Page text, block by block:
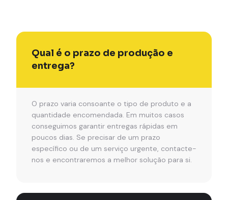
Qual é o prazo de produção e
entrega?
O prazo varia consoante o tipo de produto e a
quantidade encomendada. Em muitos casos
conseguimos garantir entregas rápidas em
poucos dias. Se precisar de um prazo
específico ou de um serviço urgente, contacte-
nos e encontraremos a melhor solução para si.